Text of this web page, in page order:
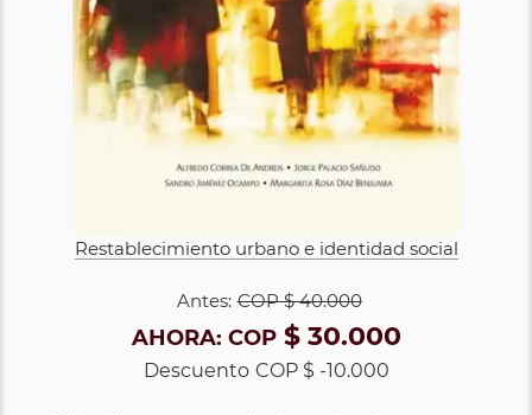
Restablecimiento urbano e identidad social
Antes: COP$ 40.000
AHORA: COP$ 30.000
Descuento COP $ -10.000